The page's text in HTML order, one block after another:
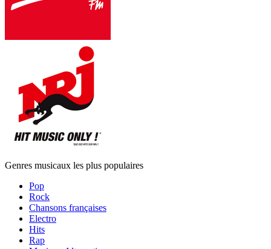
Genres musicaux les plus populaires
Pop
Rock
Chansons françaises
Electro
Hits
Rap